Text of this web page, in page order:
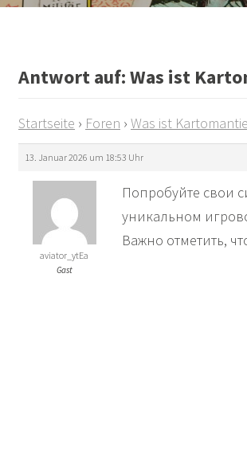
Antwort auf: Was ist
Startseite › Foren › Was ist
13. Januar 2026 um 18:53 Uhr
aviator_ytEa
Gast
Попробуйте свои
уникальном
Важно отметить,